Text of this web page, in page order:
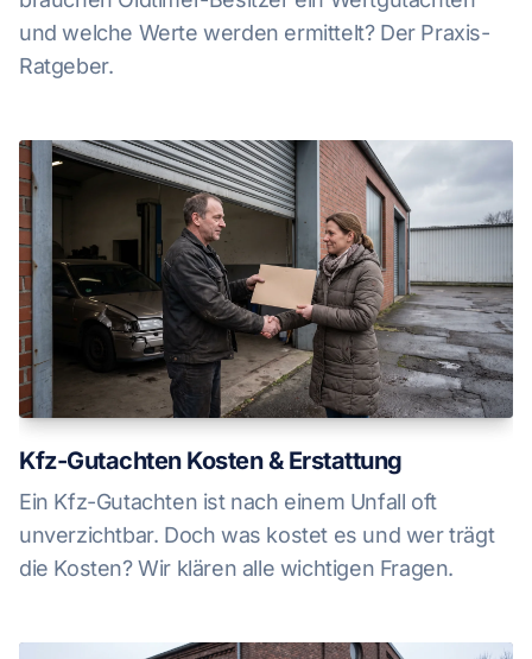
und welche Werte werden ermittelt? Der Praxis-
Ratgeber.
Kfz-Gutachten Kosten & Erstattung
Ein Kfz-Gutachten ist nach einem Unfall oft
unverzichtbar. Doch was kostet es und wer trägt
die Kosten? Wir klären alle wichtigen Fragen.